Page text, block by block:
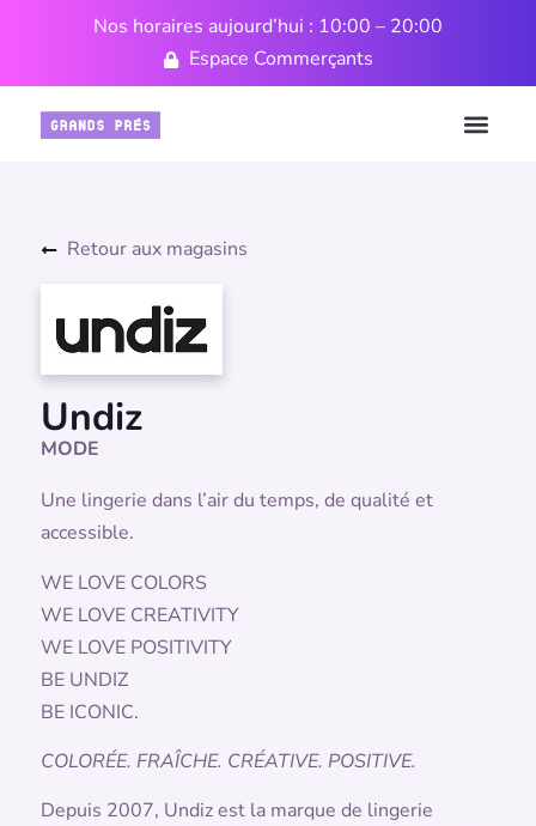
Nos horaires aujourd’hui : 10:00 – 20:00
Espace Commerçants
Retour aux magasins
Undiz
MODE
Une lingerie dans l’air du temps, de qualité et
accessible.
WE LOVE COLORS
WE LOVE CREATIVITY
WE LOVE POSITIVITY
BE UNDIZ
BE ICONIC.
COLORÉE. FRAÎCHE. CRÉATIVE. POSITIVE.
Depuis 2007, Undiz est la marque de lingerie